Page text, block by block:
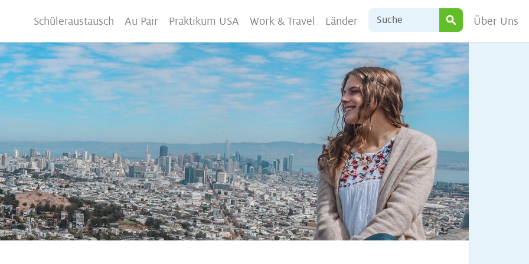
Schüleraustausch Au Pair Praktikum USA Work & Travel Länder Über Uns